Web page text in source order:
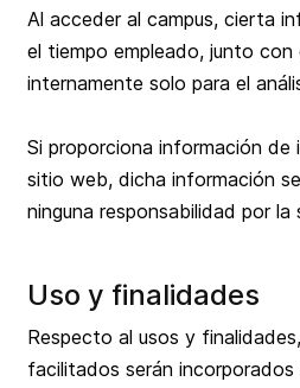
Al acceder al campus, cierta
el tiempo empleado, junto
internamente solo para el
Si proporciona información
sitio web, dicha información
ninguna responsabilidad por
Uso y finalidades
Respecto al usos y
facilitados serán